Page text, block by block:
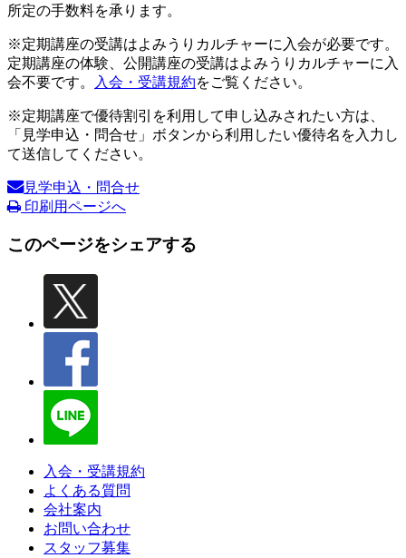
所定の手数料を承ります。
※定期講座の受講はよみうりカルチャーに入会が必要です。
定期講座の体験、公開講座の受講はよみうりカルチャーに入
会不要です。
入会・受講規約をご覧ください。
※定期講座で優待割引を利用して申し込みされたい方は、
「見学申込・問合せ」ボタンから利用したい優待名を入力し
て送信してください。
見学申込・問合せ
印刷用ページへ
このページをシェアする
入会・受講規約
よくある質問
会社案内
お問い合わせ
スタッフ募集